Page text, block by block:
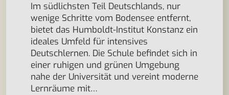
Im südlichsten Teil Deutschlands, nur
wenige Schritte vom Bodensee entfernt,
bietet das Humboldt-Institut Konstanz ein
ideales Umfeld für intensives
Deutschlernen. Die Schule befindet sich in
einer ruhigen und grünen Umgebung
nahe der Universität und vereint moderne
Lernräume mit…